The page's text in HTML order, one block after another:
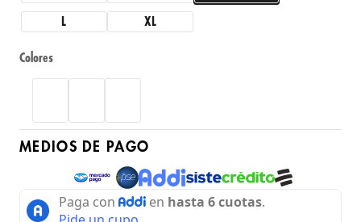
L XL
Colores
MEDIOS DE PAGO